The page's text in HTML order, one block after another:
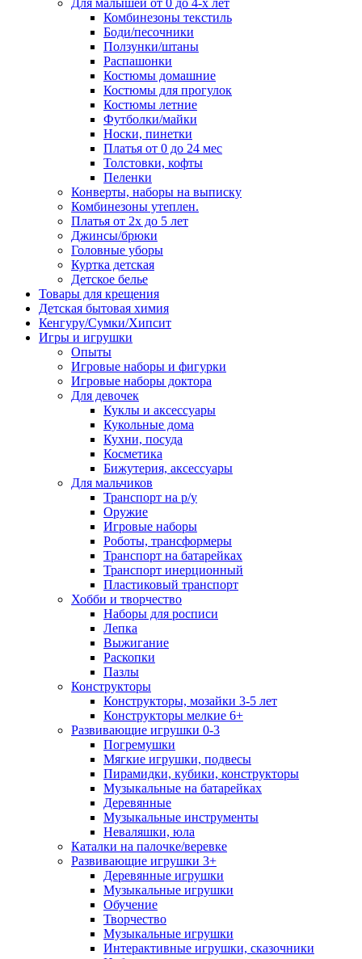
Комбинезоны текстиль
Боди/песочники
Ползунки/штаны
Распашонки
Костюмы домашние
Костюмы для прогулок
Костюмы летние
Футболки/майки
Носки, пинетки
Платья от 0 до 24 мес
Толстовки, кофты
Пеленки
Конверты, наборы на выписку
Комбинезоны утеплен.
Платья от 2х до 5 лет
Джинсы/брюки
Головные уборы
Куртка детская
Детское белье
Товары для крещения
Детская бытовая химия
Кенгуру/Сумки/Хипсит
Игры и игрушки
Опыты
Игровые наборы и фигурки
Игровые наборы доктора
Для девочек
Куклы и аксессуары
Кукольные дома
Кухни, посуда
Косметика
Бижутерия, аксессуары
Для мальчиков
Транспорт на р/у
Оружие
Игровые наборы
Роботы, трансформеры
Транспорт на батарейках
Транспорт инерционный
Пластиковый транспорт
Хобби и творчество
Наборы для росписи
Лепка
Выжигание
Раскопки
Пазлы
Конструкторы
Конструкторы, мозайки 3-5 лет
Конструкторы мелкие 6+
Развивающие игрушки 0-3
Погремушки
Мягкие игрушки, подвесы
Пирамидки, кубики, конструкторы
Музыкальные на батарейках
Деревянные
Музыкальные инструменты
Неваляшки, юла
Каталки на палочке/веревке
Развивающие игрушки 3+
Деревянные игрушки
Музыкальные игрушки
Обучение
Творчество
Музыкальные игрушки
Интерактивные игрушки, сказочники